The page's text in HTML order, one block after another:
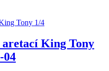
aretací King Tony
04